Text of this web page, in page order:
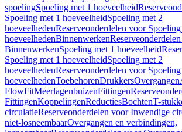
spoelingSpoeling met 1 hoeveelheid
Spoeling met 1 hoeveelheidSpoeling met 2
hoeveelhedenReserveonderdelen voor
hoeveelhedenBinnenwerken
BinnenwerkenSpoeling met 1 hoeveelheid
Spoeling met 1 hoeveelheidSpoeling met 2
hoeveelhedenReserveonderdelen voor
hoeveelhedenToebehorenDrukkersOvergangen
FlowFitMeerlagenbuizenFittingen
FittingenKoppelingenReductiesBochtenT-
circulatieReserveonderdelen voor Inwendige
niet-losneembaarOvergangen en verbindingen,